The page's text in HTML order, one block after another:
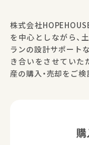
株式会社
を中心としながら、
ランの設計サポート
き合いをさせていた
産の購入・売却をご